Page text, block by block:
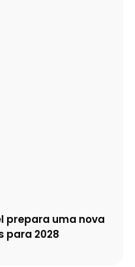
prepara uma nova
para 2028